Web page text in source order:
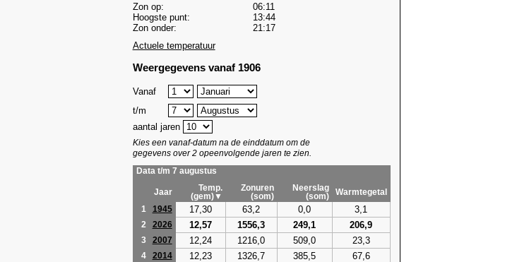
Zon op:
06:11
Hoogste punt:
13:44
Zon onder:
21:17
Actuele temperatuur
Weergegevens vanaf 1906
Vanaf
t/m
aantal jaren
Kies een vanaf-datum na de einddatum om de
gegevens over 2 opeenvolgende jaren te zien.
Data t/m 7 augustus
Jaar
Temp.
(gem)▼
Zonuren
(som)
Neerslag
(som)
Warmtegetal
1
1945 17,30 63,2 0,0 3,1
2 2026 12,57 1556,3 249,1 206,9
3 2007 12,24 1216,0 509,0 23,3
4 2014 12,23 1326,7 385,5 67,6